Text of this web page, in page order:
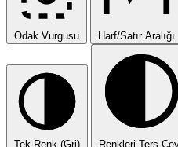
Odak Vurgusu Harf/Satır Aralığı
Tek Renk (Gri)
Renkleri Ters